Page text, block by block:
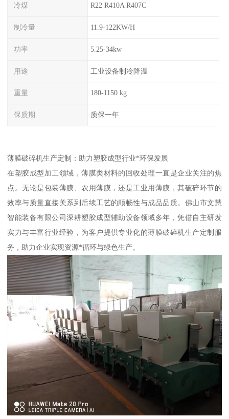
冷煤 R22 R410A R407C
制冷量 11.9-122KW/H
功率 5.25-34kw
用途 工业设备制冷降温
重量 180-1150 kg
保质期 质保一年
薄膜破碎机生产定制：助力塑胶成型行业*环保发展
在塑胶成型加工领域，薄膜类材料的回收处理一直是企业关注的焦
点。无论是包装薄膜、农用薄膜，还是工业用薄膜，其破碎环节的
效率与质量直接关系到后续工艺的顺畅性与成品品质。佛山市文慧
智能装备有限公司深耕塑胶成型辅助设备领域多年，凭借自主研发
实力与丰富行业经验，为客户提供专业化的薄膜破碎机生产定制服
务，助力企业实现资源*循环与绿色生产。